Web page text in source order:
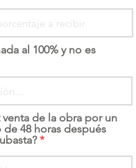
al 100% y no es
de la obra por un
48 horas después